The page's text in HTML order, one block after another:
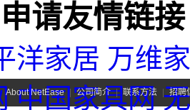
申请友情链
洋家居 万维
中国家具网
About NetEase 公司简介 | 联系方法 招聘